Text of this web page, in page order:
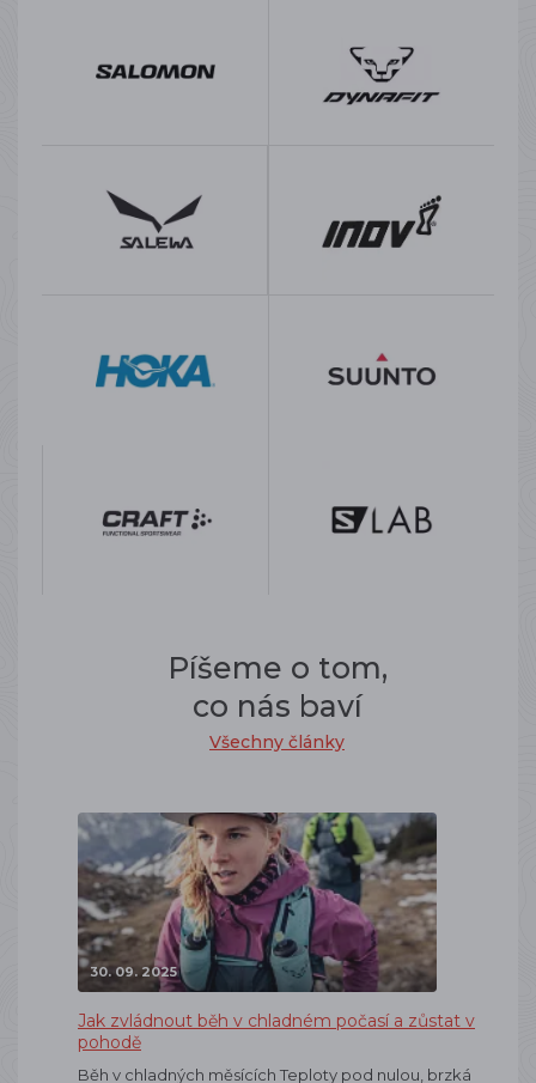
Píšeme o tom,
co nás baví
Všechny články
30. 09. 2025
Jak zvládnout běh v chladném počasí a zůstat v
pohodě
Běh v chladných měsících Teploty pod nulou, brzká